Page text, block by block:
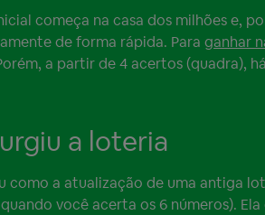
começa na casa dos milhões e,
de forma rápida. Para ganhar
a partir de 4 acertos (quadra), há
a loteria
como a atualização de uma antiga
você acerta os 6 números).